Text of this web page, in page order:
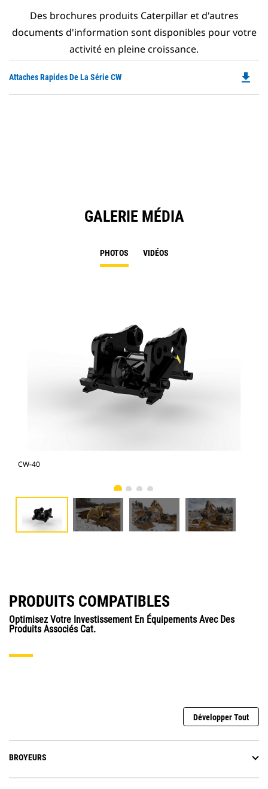
Des brochures produits Caterpillar et d'autres
documents d'information sont disponibles pour votre
activité en pleine croissance.
Attaches Rapides De La Série CW file_download
GALERIE MÉDIA
PHOTOS VIDÉOS
CW-40
PRODUITS COMPATIBLES
Optimisez Votre Investissement En Équipements Avec Des
Produits Associés Cat.
Développer Tout
BROYEURS